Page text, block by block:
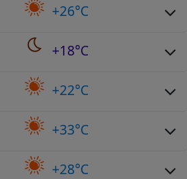
+26°C
+18°C
+22°C
+33°C
+28°C